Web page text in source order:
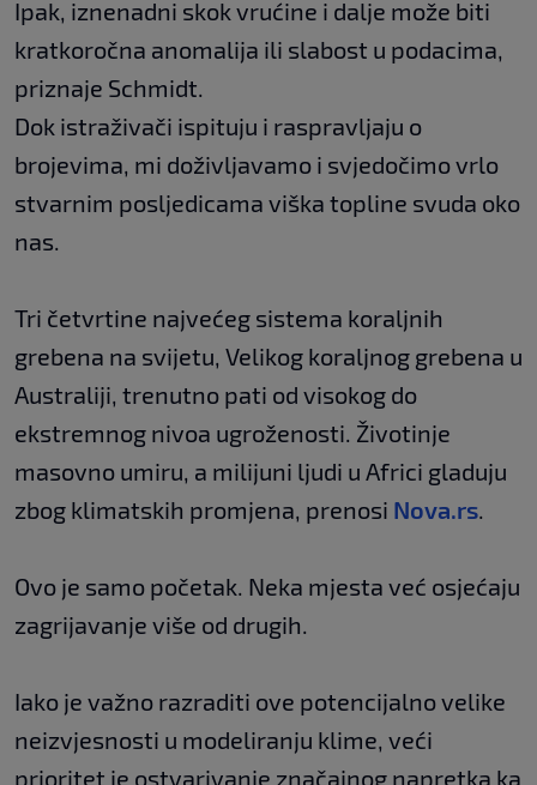
Ipak, iznenadni skok vrućine i dalje može biti
kratkoročna anomalija ili slabost u podacima,
priznaje Schmidt.
Dok istraživači ispituju i raspravljaju o
brojevima, mi doživljavamo i svjedočimo vrlo
stvarnim posljedicama viška topline svuda oko
nas.
Tri četvrtine najvećeg sistema koraljnih
grebena na svijetu, Velikog koraljnog grebena u
Australiji, trenutno pati od visokog do
ekstremnog nivoa ugroženosti. Životinje
masovno umiru, a milijuni ljudi u Africi gladuju
zbog klimatskih promjena, prenosi Nova.rs.
Ovo je samo početak. Neka mjesta već osjećaju
zagrijavanje više od drugih.
Iako je važno razraditi ove potencijalno velike
neizvjesnosti u modeliranju klime, veći
prioritet je ostvarivanje značajnog napretka ka